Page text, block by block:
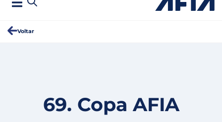
Voltar
69. Copa AFIA